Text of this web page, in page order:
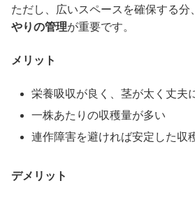
ただし、広いスペースを確保する分、
やりの管理が重要です。
メリット
栄養吸収が良く、茎が太く丈夫
一株あたりの収穫量が多い
連作障害を避ければ安定した収
デメリット